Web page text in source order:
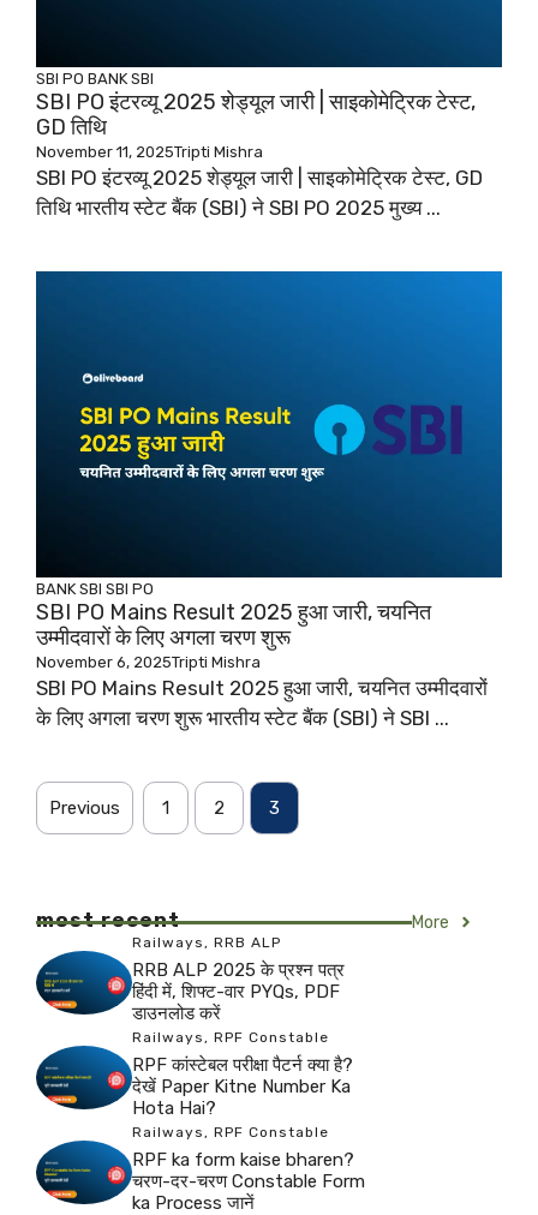
SBI PO BANK SBI
SBI PO इंटरव्यू 2025 शेड्यूल जारी | साइकोमेट्रिक टेस्ट,
GD तिथि
November 11, 2025Tripti Mishra
SBI PO इंटरव्यू 2025 शेड्यूल जारी | साइकोमेट्रिक टेस्ट, GD
तिथि भारतीय स्टेट बैंक (SBI) ने SBI PO 2025 मुख्य ...
BANK SBI SBI PO
SBI PO Mains Result 2025 हुआ जारी, चयनित
उम्मीदवारों के लिए अगला चरण शुरू
November 6, 2025Tripti Mishra
SBI PO Mains Result 2025 हुआ जारी, चयनित उम्मीदवारों
के लिए अगला चरण शुरू भारतीय स्टेट बैंक (SBI) ने SBI ...
Previous 1 2 3
most recent More
Railways, RRB ALP
RRB ALP 2025 के प्रश्न पत्र
हिंदी में, शिफ्ट-वार PYQs, PDF
डाउनलोड करें
Railways, RPF Constable
RPF कांस्टेबल परीक्षा पैटर्न क्या है?
देखें Paper Kitne Number Ka
Hota Hai?
Railways, RPF Constable
RPF ka form kaise bharen?
चरण-दर-चरण Constable Form
ka Process जानें